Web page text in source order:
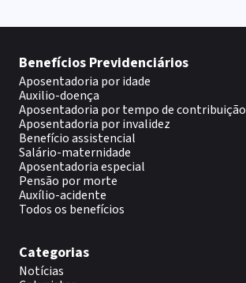
Benefícios Previdenciários
Aposentadoria por idade
Auxilio-doença
Aposentadoria por tempo de contribuição
Aposentadoria por invalidez
Benefício assistencial
Salário-maternidade
Aposentadoria especial
Pensão por morte
Auxílio-acidente
Todos os benefícios
Categorias
Notícias